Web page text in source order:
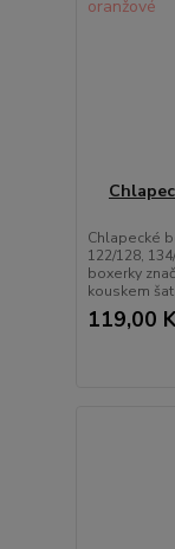
Chlapecké
122/128,
boxerky
kouskem
119,00